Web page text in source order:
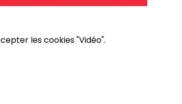
les cookies "Vidéo".